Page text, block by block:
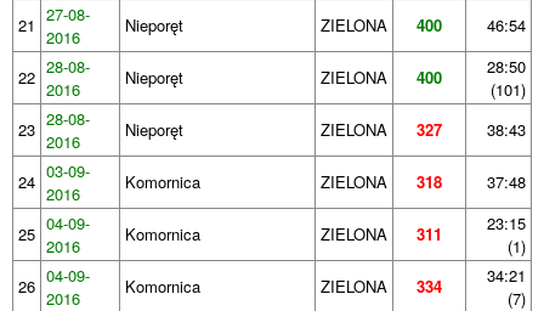
21 27-08-
2016
Nieporęt ZIELONA 400 46:54
22 28-08-
2016
Nieporęt ZIELONA 400
28:50
(101)
23 28-08-
2016
Nieporęt ZIELONA 327 38:43
24 03-09-
2016
Komornica ZIELONA 318 37:48
25 04-09-
2016
Komornica ZIELONA 311
23:15
(1)
26 04-09-
2016
Komornica ZIELONA 334
34:21
(7)